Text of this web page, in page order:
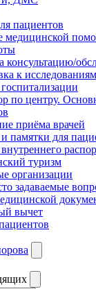
пациентов
медицинской
консультацию/
к исследованиям
по центру.
приёма врачей
памятки для
туризм
организации
задаваемые
вычет